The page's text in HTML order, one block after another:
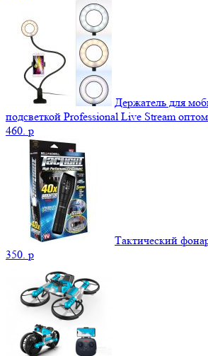
Держатель для
подсветкой Professional Live Stream оптом
460. p
Тактический
350. p